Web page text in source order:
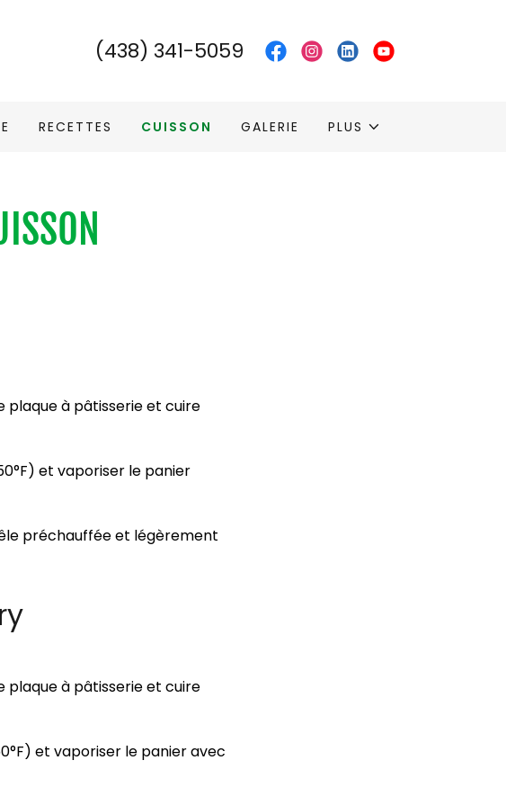
(438) 341-5059
RECETTES CUISSON GALERIE PLUS
plaque à pâtisserie et cuire
et vaporiser le panier
préchauffée et légèrement
plaque à pâtisserie et cuire
et vaporiser le panier avec